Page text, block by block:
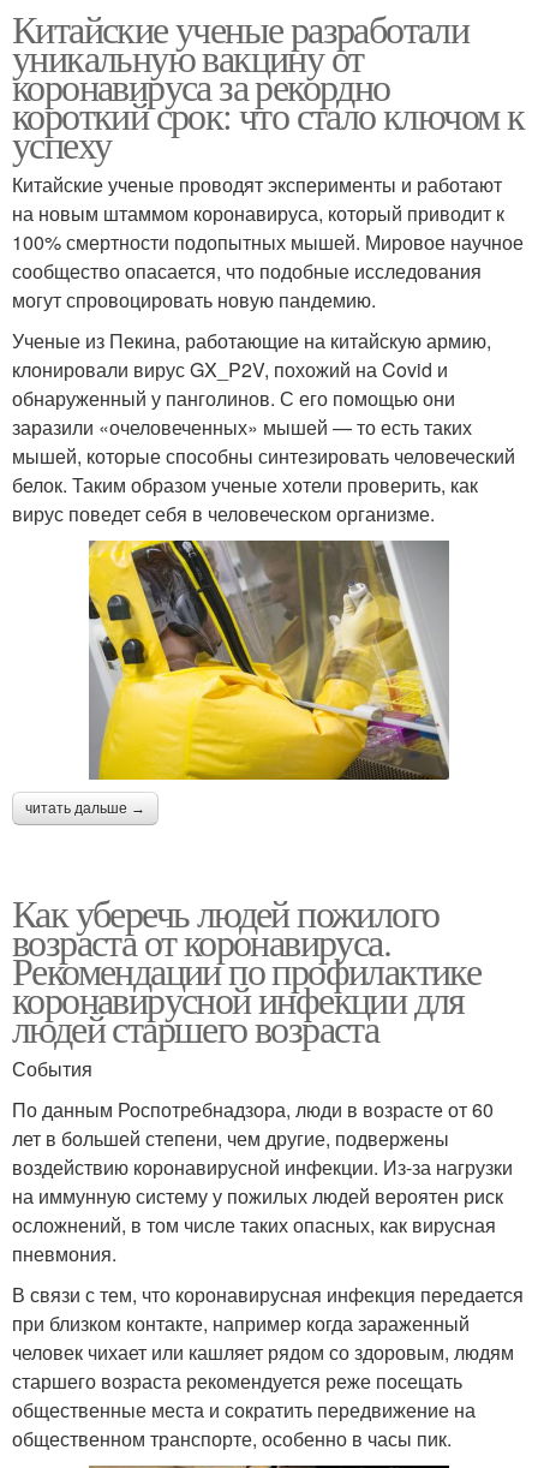
Китайские ученые разработали
уникальную вакцину от
коронавируса за рекордно
короткий срок: что стало ключом к
успеху
Китайские ученые проводят эксперименты и работают
на новым штаммом коронавируса, который приводит к
100% смертности подопытных мышей. Мировое научное
сообщество опасается, что подобные исследования
могут спровоцировать новую пандемию.
Ученые из Пекина, работающие на китайскую армию,
клонировали вирус GX_P2V, похожий на Covid и
обнаруженный у панголинов. С его помощью они
заразили «очеловеченных» мышей — то есть таких
мышей, которые способны синтезировать человеческий
белок. Таким образом ученые хотели проверить, как
вирус поведет себя в человеческом организме.
читать дальше →
Как уберечь людей пожилого
возраста от коронавируса.
Рекомендации по профилактике
коронавирусной инфекции для
людей старшего возраста
События
По данным Роспотребнадзора, люди в возрасте от 60
лет в большей степени, чем другие, подвержены
воздействию коронавирусной инфекции. Из-за нагрузки
на иммунную систему у пожилых людей вероятен риск
осложнений, в том числе таких опасных, как вирусная
пневмония.
В связи с тем, что коронавирусная инфекция передается
при близком контакте, например когда зараженный
человек чихает или кашляет рядом со здоровым, людям
старшего возраста рекомендуется реже посещать
общественные места и сократить передвижение на
общественном транспорте, особенно в часы пик.